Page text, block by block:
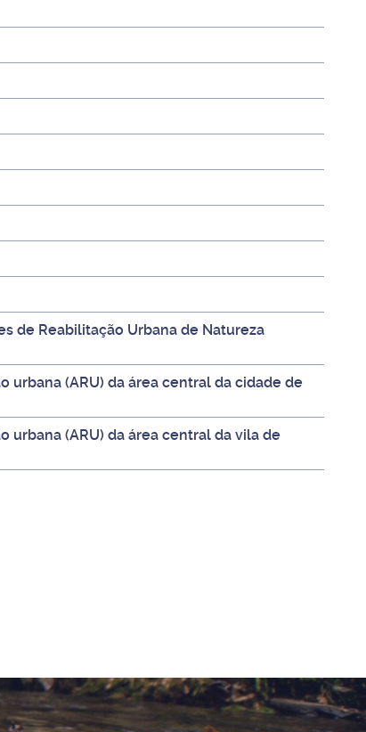
de Reabilitação Urbana de Natureza
urbana (ARU) da área central da cidade de
urbana (ARU) da área central da vila de